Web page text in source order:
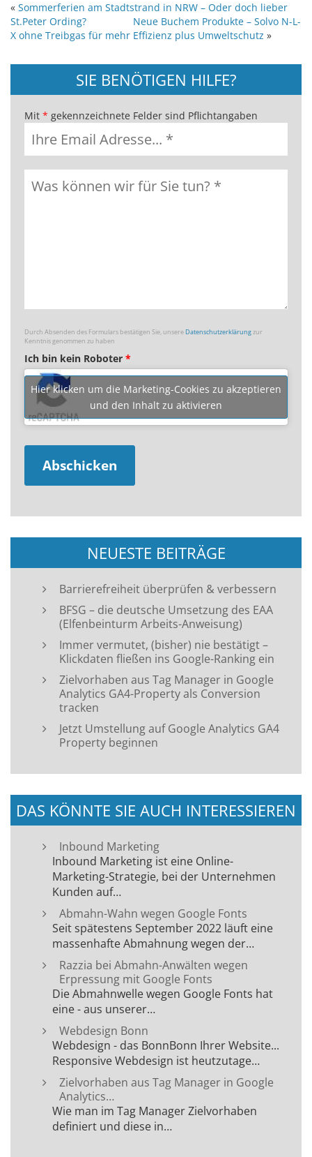
« Sommerferien am Stadtstrand in NRW – Oder doch lieber
St.Peter Ording?
Neue Buchem Produkte – Solvo N-L-
X ohne Treibgas für mehr Effizienz plus Umweltschutz »
SIE BENÖTIGEN HILFE?
Mit * gekennzeichnete Felder sind Pflichtangaben
Durch Absenden des Formulars bestätigen Sie, unsereDatenschutzerklärungzur
Kenntnis genommen zu haben
Ich bin kein Roboter *
Hier klicken um die Marketing-Cookies zu akzeptieren
und den Inhalt zu aktivieren
NEUESTE BEITRÄGE
Barrierefreiheit überprüfen & verbessern
BFSG – die deutsche Umsetzung des EAA
(Elfenbeinturm Arbeits-Anweisung)
Immer vermutet, (bisher) nie bestätigt –
Klickdaten fließen ins Google-Ranking ein
Zielvorhaben aus Tag Manager in Google
Analytics GA4-Property als Conversion
tracken
Jetzt Umstellung auf Google Analytics GA4
Property beginnen
DAS KÖNNTE SIE AUCH INTERESSIEREN
Inbound Marketing
Inbound Marketing ist eine Online-
Marketing-Strategie, bei der Unternehmen
Kunden auf…
Abmahn-Wahn wegen Google Fonts
Seit spätestens September 2022 läuft eine
massenhafte Abmahnung wegen der…
Razzia bei Abmahn-Anwälten wegen
Erpressung mit Google Fonts
Die Abmahnwelle wegen Google Fonts hat
eine - aus unserer…
Webdesign Bonn
Webdesign - das BonnBonn Ihrer Website...
Responsive Webdesign ist heutzutage…
Zielvorhaben aus Tag Manager in Google
Analytics…
Wie man im Tag Manager Zielvorhaben
definiert und diese in…